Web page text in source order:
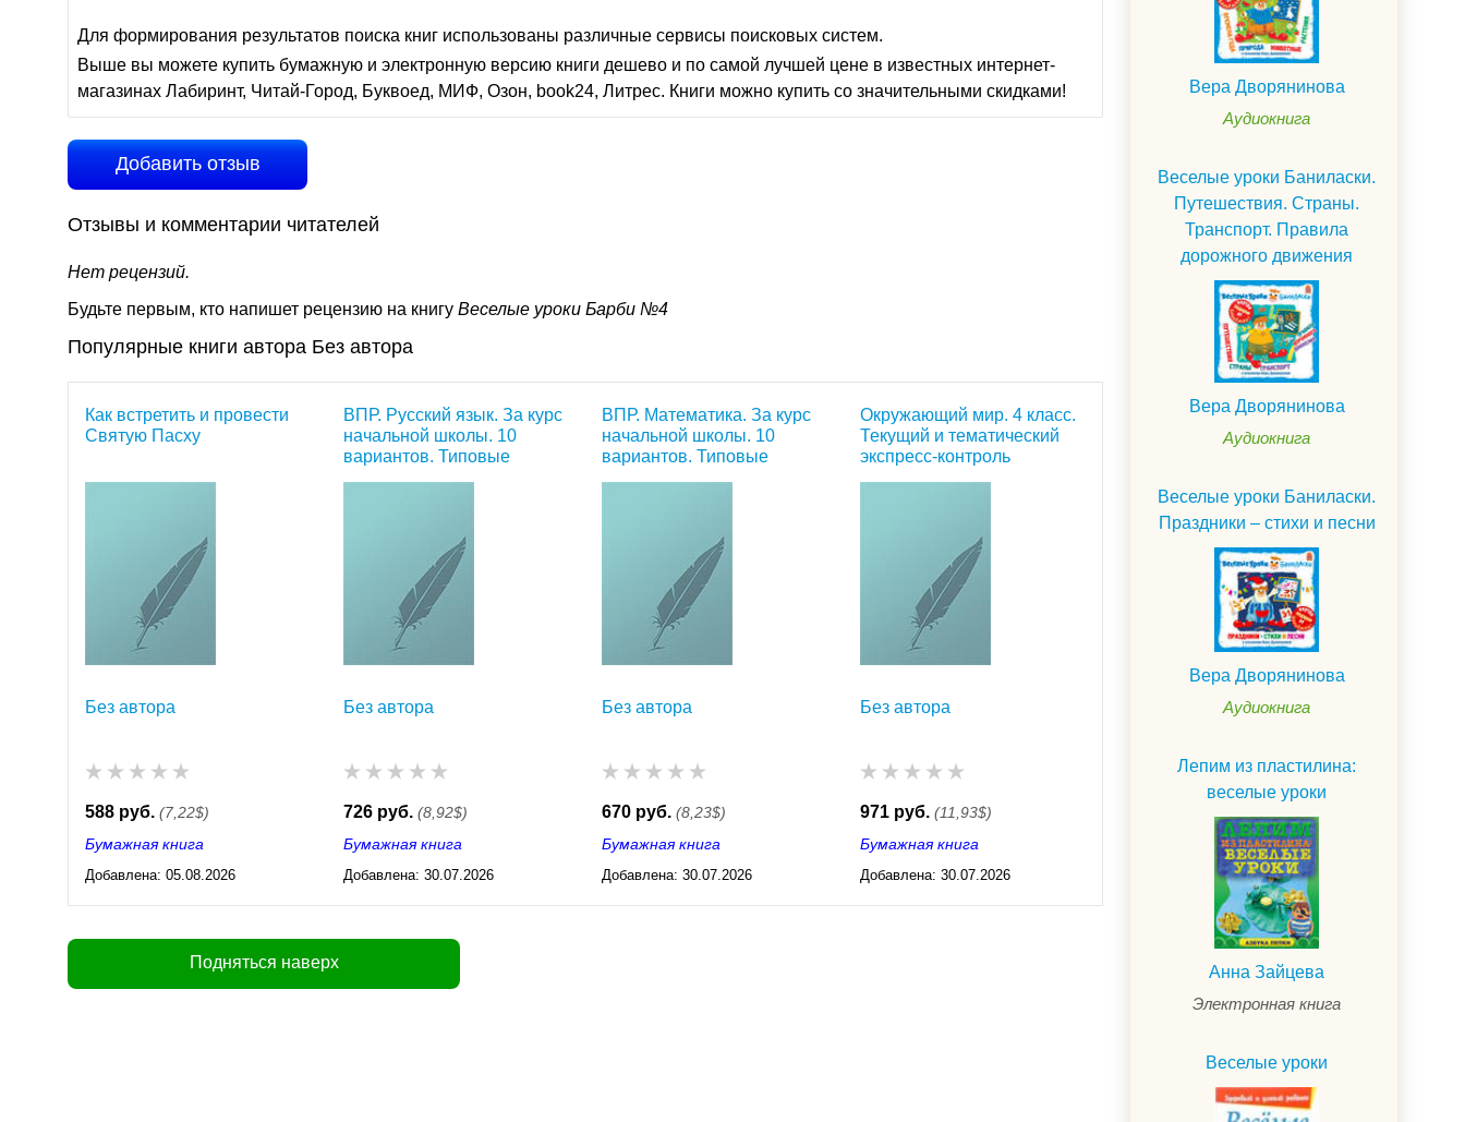
Для формирования результатов поиска книг использованы различные сервисы поисковых систем.
Выше вы можете купить бумажную и электронную версию книги дешево и по самой лучшей цене в известных интернет-
магазинах Лабиринт, Читай-Город, Буквоед, МИФ, Озон, book24, Литрес. Книги можно купить со значительными скидками!
Добавить отзыв
Отзывы и комментарии читателей
Нет рецензий.
Будьте первым, кто напишет рецензию на книгу Веселые уроки Барби №4
Популярные книги автора Без автора
Как встретить и провести
Святую Пасху
Без автора
588 руб. (7,22$)
Бумажная книга
Добавлена: 05.08.2026
03:23
ВПР. Русский язык. За курс
начальной школы. 10
вариантов. Типовые
Без автора
726 руб. (8,92$)
Бумажная книга
Добавлена: 30.07.2026
03:23
ВПР. Математика. За курс
начальной школы. 10
вариантов. Типовые
Без автора
670 руб. (8,23$)
Бумажная книга
Добавлена: 30.07.2026
03:23
Окружающий мир. 4 класс.
Текущий и тематический
экспресс-контроль
Без автора
971 руб. (11,93$)
Бумажная книга
Добавлена: 30.07.2026
03:23
Подняться наверх
Вера Дворянинова
Аудиокнига
Веселые уроки Баниласки.
Путешествия. Страны.
Транспорт. Правила
дорожного движения
Вера Дворянинова
Аудиокнига
Веселые уроки Баниласки.
Праздники – стихи и песни
Вера Дворянинова
Аудиокнига
Лепим из пластилина:
веселые уроки
Анна Зайцева
Электронная книга
Веселые уроки